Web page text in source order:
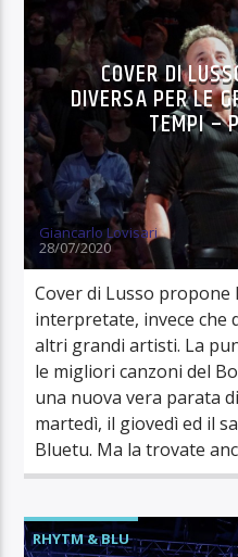
COVER DI
DIVERSA PER LE
TEMPI –
Giancarlo Lovisari
28/07/2020
Cover di Lusso propone
interpretate, invece che
altri grandi artisti. La
le migliori canzoni del
una nuova vera parata
martedì, il giovedì ed il
Bluetu. Ma la trovate
RHYTM & BLU